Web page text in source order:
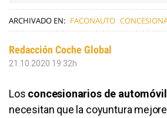
ARCHIVADO EN: FACONAUTO
Redacción Coche Global
21.10.2020 19:32h
Los concesionarios de
necesitan que la coyuntura